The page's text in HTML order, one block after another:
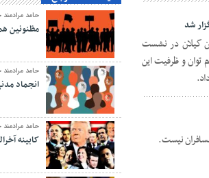
شد
گیلان در نشست
توان و ظرفیت این
نیست.
حامد مرادمند
مظنونین
حامد مرادمند
انجماد
حامد مرادمند
کابینه